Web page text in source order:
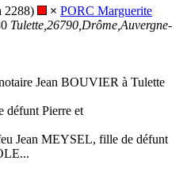
2288) × PORC Marguerite
Tulette,26790,Drôme,Auvergne-
Jean BOUVIER à Tulette
défunt Pierre et
Jean MEYSEL, fille de défunt